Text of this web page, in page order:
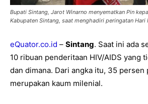
Bupati Sintang, Jarot Winarno menyematkan Pin
Kabupaten Sintang, saat menghadiri peringatan Hari
eQuator.co.id – Sintang. Saat ini ada
10 ribuan penderitaan HIV/AIDS yang
dan dimana. Dari angka itu, 35 persen
merupakan kaum milenial.